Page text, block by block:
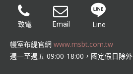
致電 Email Line
幔室布緹官網 www.msbt.com.tw
週一至週五 09:00-18:00，國定假日除外